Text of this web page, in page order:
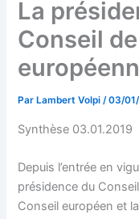
La
Conseil de
Par Lambert Volpi/03/
Synthèse 03.01.2019
Depuis l’entrée en
présidence du
Conseil européen et